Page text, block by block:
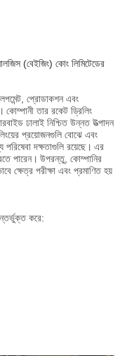
(বেইজিং) কোং লিমিটেডের
প্রোডাকশন এবং
কোম্পানী তার রকেট ড্রিলিং
ঢালাই নিশ্চিত উন্নত উত্পাদন
প্রয়োজনগুলি বোঝে এবং
দক্ষতাগুলি রয়েছে। এর
পারেন। উপরন্তু, কোম্পানির
ক্ষেত্র পরীক্ষা এবং প্রমাণিত হয়
করে: